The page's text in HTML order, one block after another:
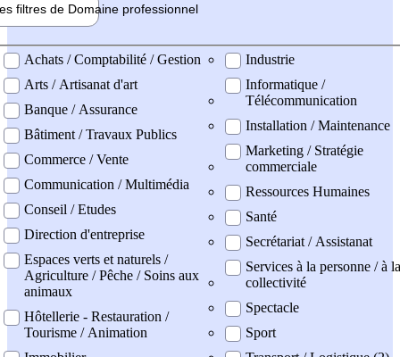
filtres de Domaine professionnel
professionel
Achats / Comptabilité / Gestion
Arts / Artisanat d'art
Banque / Assurance
Bâtiment / Travaux Publics
Commerce / Vente
Communication / Multimédia
Conseil / Etudes
Direction d'entreprise
Espaces verts et naturels /
Agriculture / Pêche / Soins aux
animaux
Hôtellerie - Restauration /
Tourisme / Animation
Industrie
Informatique /
Télécommunication
Installation / Maintenance
Marketing / Stratégie
commerciale
Ressources Humaines
Santé
Secrétariat / Assistanat
Services à la personne / à la
collectivité
Spectacle
Sport